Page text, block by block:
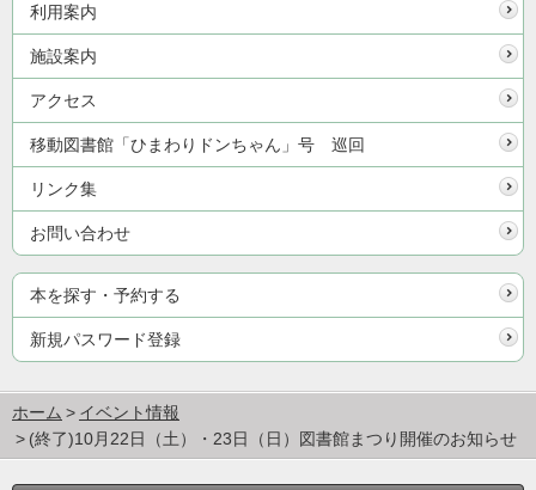
利用案内
施設案内
アクセス
移動図書館「ひまわりドンちゃん」号 巡回
リンク集
お問い合わせ
本を探す・予約する
新規パスワード登録
ホーム
イベント情報
(終了)10月22日（土）・23日（日）図書館まつり開催のお知らせ